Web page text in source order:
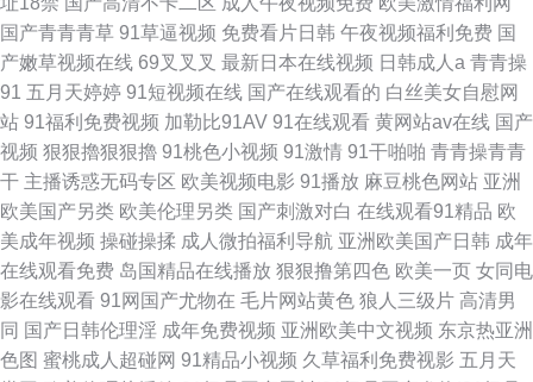
国产青青青草 91草逼视频 免费看片日韩 午夜视频福利免费 国
产嫩草视频在线 69叉叉叉 最新日本在线视频 日韩成人a 青青操
91 五月天婷婷 91短视频在线 国产在线观看的 白丝美女自慰网
站 91福利免费视频 加勒比91AV 91在线观看 黄网站av在线 国产
视频 狠狠擼狠狠擼 91桃色小视频 91激情 91干啪啪 青青操青青
干 主播诱惑无码专区 欧美视频电影 91播放 麻豆桃色网站 亚洲
欧美国产另类 欧美伦理另类 国产刺激对白 在线观看91精品 欧
美成年视频 操碰操揉 成人微拍福利导航 亚洲欧美国产日韩 成年
在线观看免费 岛国精品在线播放 狠狠撸第四色 欧美一页 女同电
影在线观看 91网国产尤物在 毛片网站黄色 狼人三级片 高清男
同 国产日韩伦理淫 成年免费视频 亚洲欧美中文视频 东京热亚洲
色图 蜜桃成人超碰网 91精品小视频 久草福利免费视影 五月天